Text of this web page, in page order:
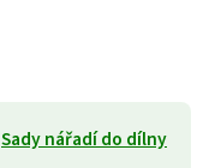
Sady nářadí do dílny